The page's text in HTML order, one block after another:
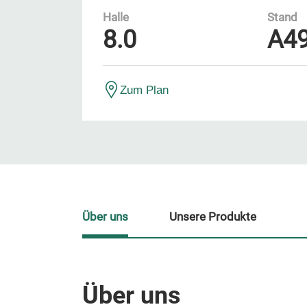
Halle
8.0
Stand
Zum Plan
Über uns
Über uns Unsere Produkte